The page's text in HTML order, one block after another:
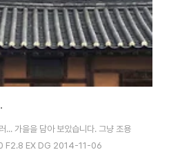
... 가을을 담아 보았습니다. 그냥 조용
F2.8 EX DG 2014-11-06